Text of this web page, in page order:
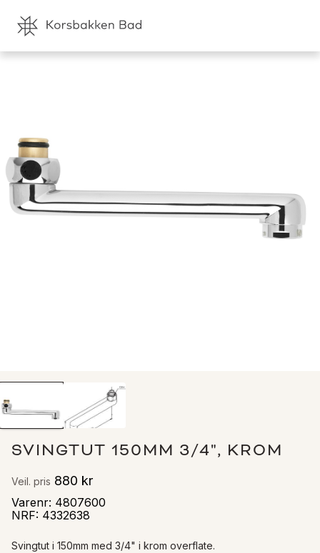
SVINGTUT 150MM 3/4", KROM
Veil. pris 880 kr
Varenr: 4807600
NRF: 4332638
Svingtut i 150mm med 3/4" i krom overflate.